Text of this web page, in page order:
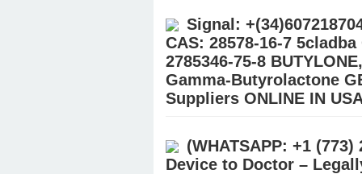
Signal:
CAS: 28578-16-7 5cladba
2785346-75-8
Gamma-Butyrolactone
Suppliers ONLINE IN
WhatsApp: (+237) 672564181)
crystals and other research
(WHATSAPP: +1
Device to Doctor –